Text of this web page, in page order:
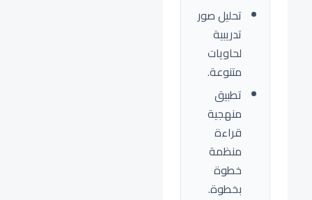
تحليل صور
تدريبية
لحاويات
متنوعة.
تطبيق
منهجية
قراءة
منظمة
خطوة
بخطوة.